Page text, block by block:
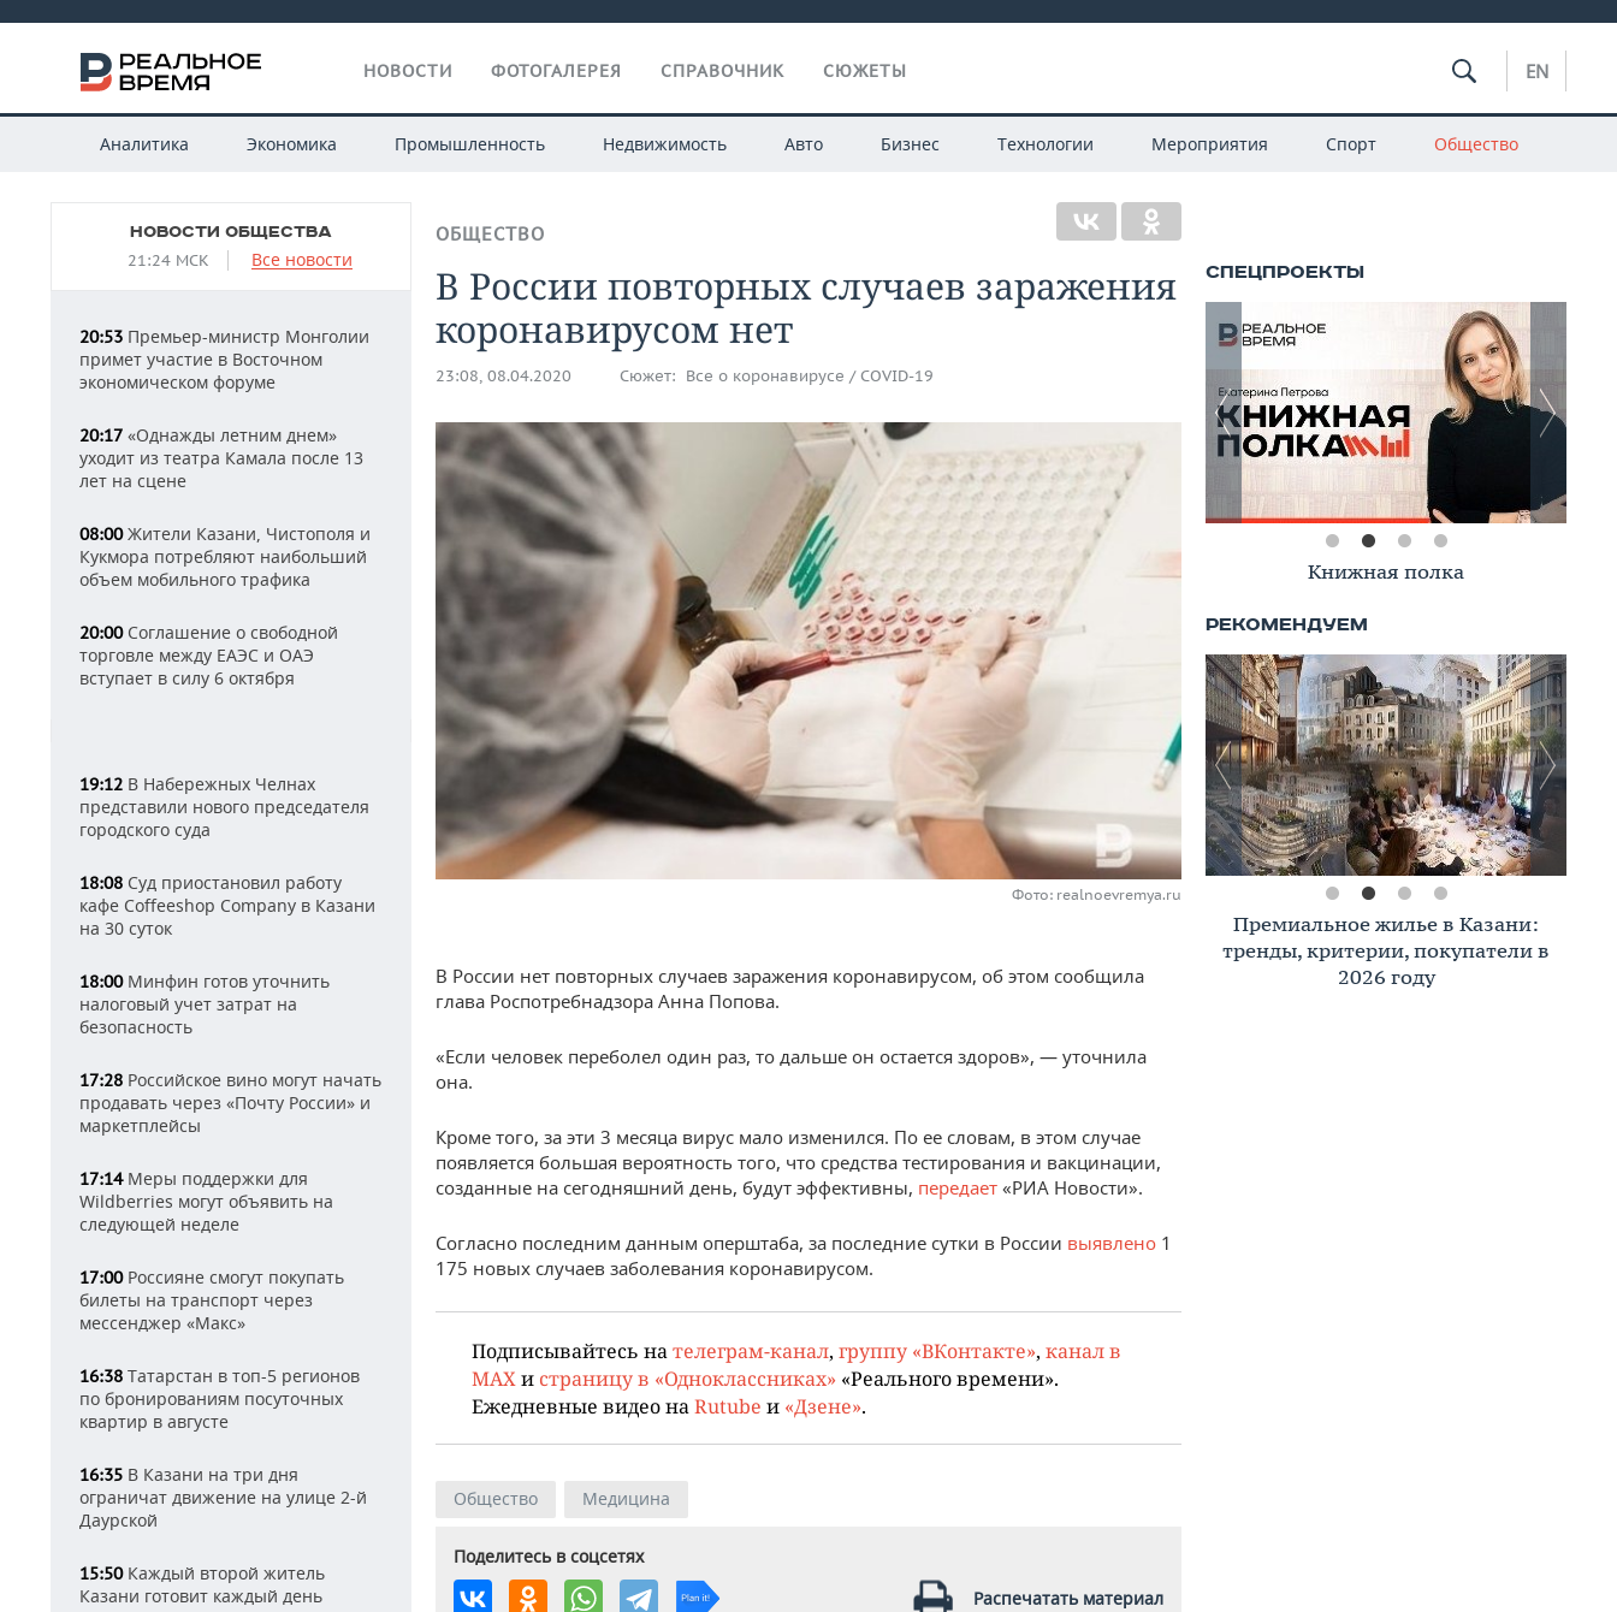
НОВОСТИ ФОТОГАЛЕРЕЯ СПРАВОЧНИК СЮЖЕТЫ EN
Аналитика Экономика Промышленность Недвижимость Авто Бизнес Технологии Мероприятия Спорт Общество
НОВОСТИ ОБЩЕСТВА
21:24 МСК Все новости
20:53 Премьер-министр Монголии
примет участие в Восточном
экономическом форуме
20:17 «Однажды летним днем»
уходит из театра Камала после 13
лет на сцене
08:00Жители Казани, Чистополя и
Кукмора потребляют наибольший
объем мобильного трафика
20:00Соглашение о свободной
торговле между ЕАЭС и ОАЭ
вступает в силу 6 октября
19:12 В Набережных Челнах
представили нового председателя
городского суда
18:08 Суд приостановил работу
кафе Coffeeshop Company в Казани
на 30 суток
18:00Минфин готов уточнить
налоговый учет затрат на
безопасность
17:28 Российское вино могут начать
продавать через «Почту России» и
маркетплейсы
17:14Меры поддержки для
Wildberries могут объявить на
следующей неделе
17:00Россияне смогут покупать
билеты на транспорт через
мессенджер «Макс»
16:38 Татарстан в топ-5 регионов
по бронированиям посуточных
квартир в августе
16:35 В Казани на три дня
ограничат движение на улице 2-й
Даурской
15:50Каждый второй житель
Казани готовит каждый день
ОБЩЕСТВО
В России повторных случаев заражения
коронавирусом нет
23:08, 08.04.2020 Сюжет: Все о коронавирусе / COVID-19
Фото: realnoevremya.ru
В России нет повторных случаев заражения коронавирусом, об этом сообщила
глава Роспотребнадзора Анна Попова.
«Если человек переболел один раз, то дальше он остается здоров», — уточнила
она.
Кроме того, за эти 3 месяца вирус мало изменился. По ее словам, в этом случае
появляется большая вероятность того, что средства тестирования и вакцинации,
созданные на сегодняшний день, будут эффективны, передает «РИА Новости».
Согласно последним данным оперштаба, за последние сутки в России выявлено 1
175 новых случаев заболевания коронавирусом.
Подписывайтесь нателеграм-канал, группу «ВКонтакте», канал в
MAXи страницу в «Одноклассниках» «Реального времени».
Ежедневные видео наRutube и «Дзене».
Общество Медицина
Поделитесь в соцсетях
Распечатать материал
Книжная полка
Премиальное жилье в Казани:
тренды, критерии, покупатели в
2026 году